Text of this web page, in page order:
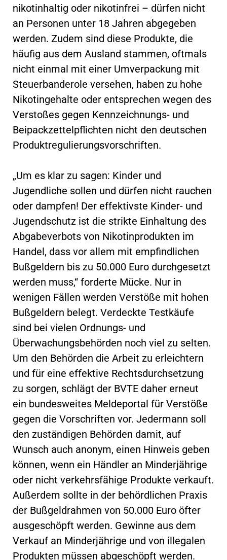
nikotinhaltig oder nikotinfrei – dürfen nicht
an Personen unter 18 Jahren abgegeben
werden. Zudem sind diese Produkte, die
häufig aus dem Ausland stammen, oftmals
nicht einmal mit einer Umverpackung mit
Steuerbanderole versehen, haben zu hohe
Nikotingehalte oder entsprechen wegen des
Verstoßes gegen Kennzeichnungs- und
Beipackzettelpflichten nicht den deutschen
Produktregulierungsvorschriften.
„Um es klar zu sagen: Kinder und
Jugendliche sollen und dürfen nicht rauchen
oder dampfen! Der effektivste Kinder- und
Jugendschutz ist die strikte Einhaltung des
Abgabeverbots von Nikotinprodukten im
Handel, dass vor allem mit empfindlichen
Bußgeldern bis zu 50.000 Euro durchgesetzt
werden muss,“ forderte Mücke. Nur in
wenigen Fällen werden Verstöße mit hohen
Bußgeldern belegt. Verdeckte Testkäufe
sind bei vielen Ordnungs- und
Überwachungsbehörden noch viel zu selten.
Um den Behörden die Arbeit zu erleichtern
und für eine effektive Rechtsdurchsetzung
zu sorgen, schlägt der BVTE daher erneut
ein bundesweites Meldeportal für Verstöße
gegen die Vorschriften vor. Jedermann soll
den zuständigen Behörden damit, auf
Wunsch auch anonym, einen Hinweis geben
können, wenn ein Händler an Minderjährige
oder nicht verkehrsfähige Produkte verkauft.
Außerdem sollte in der behördlichen Praxis
der Bußgeldrahmen von 50.000 Euro öfter
ausgeschöpft werden. Gewinne aus dem
Verkauf an Minderjährige und von illegalen
Produkten müssen abgeschöpft werden.